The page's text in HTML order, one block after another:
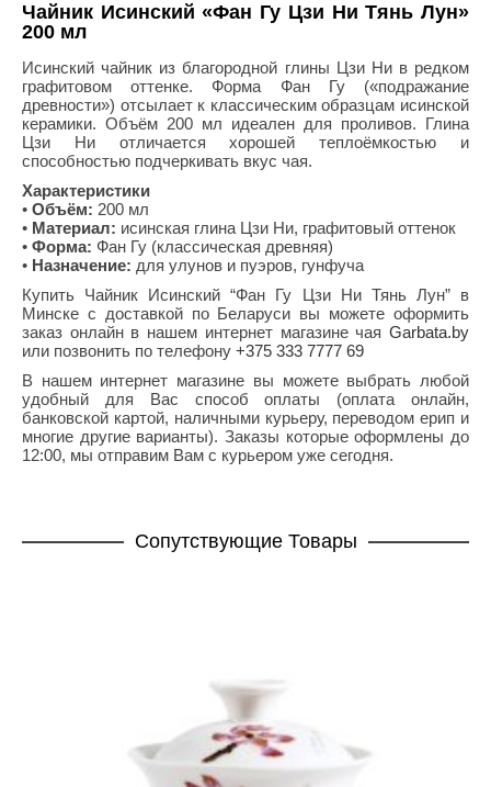
Чайник Исинский «Фан Гу Цзи Ни Тянь Лун»
200 мл
Исинский чайник из благородной глины Цзи Ни в редком
графитовом оттенке. Форма Фан Гу («подражание
древности») отсылает к классическим образцам исинской
керамики. Объём 200 мл идеален для проливов. Глина
Цзи Ни отличается хорошей теплоёмкостью и
способностью подчеркивать вкус чая.
Характеристики
• Объём: 200 мл
• Материал: исинская глина Цзи Ни, графитовый оттенок
• Форма: Фан Гу (классическая древняя)
• Назначение: для улунов и пуэров, гунфуча
Купить Чайник Исинский “Фан Гу Цзи Ни Тянь Лун” в
Минске с доставкой по Беларуси вы можете оформить
заказ онлайн в нашем интернет магазине чая Garbata.by
или позвонить по телефону +375 333 7777 69
В нашем интернет магазине вы можете выбрать любой
удобный для Вас способ оплаты (оплата онлайн,
банковской картой, наличными курьеру, переводом ерип и
многие другие варианты). Заказы которые оформлены до
12:00, мы отправим Вам с курьером уже сегодня.
Cопутствующие Товары